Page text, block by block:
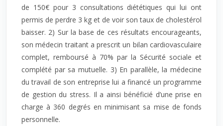
de 150€ pour 3 consultations diététiques qui lui ont
permis de perdre 3 kg et de voir son taux de cholestérol
baisser. 2) Sur la base de ces résultats encourageants,
son médecin traitant a prescrit un bilan cardiovasculaire
complet, remboursé à 70% par la Sécurité sociale et
complété par sa mutuelle. 3) En parallèle, la médecine
du travail de son entreprise lui a financé un programme
de gestion du stress. Il a ainsi bénéficié d’une prise en
charge à 360 degrés en minimisant sa mise de fonds
personnelle.